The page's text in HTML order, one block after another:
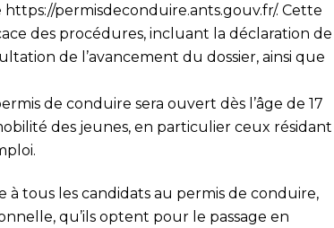
https://permisdeconduire.ants.gouv.fr/. Cette
des procédures, incluant la déclaration de
de l’avancement du dossier, ainsi que
de conduire sera ouvert dès l’âge de 17
des jeunes, en particulier ceux résidant
à tous les candidats au permis de conduire,
qu’ils optent pour le passage en